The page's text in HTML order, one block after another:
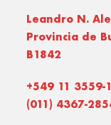
Leandro N.
Provincia de
B1842
+549 11 3559-
(011) 4367-